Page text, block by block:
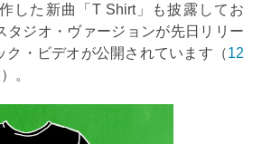
した新曲「T Shirt」も披露してお
タジオ・ヴァージョンが先日リリー
ク・ビデオが公開されています（12
）。